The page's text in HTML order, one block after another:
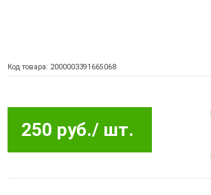
Код товара: 2000003391665068
250 руб./ шт.